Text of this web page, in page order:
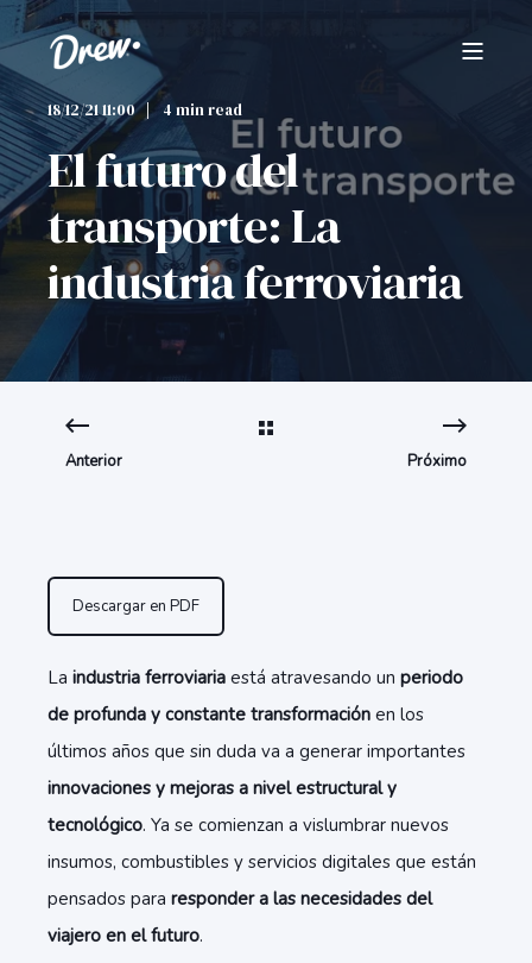
18/12/21 11:00 4 min read
El futuro del
transporte: La
industria ferroviaria
Anterior Próximo
Descargar en PDF
La industria ferroviaria está atravesando un periodo
de profunda y constante transformación en los
últimos años que sin duda va a generar importantes
innovaciones y mejoras a nivel estructural y
tecnológico. Ya se comienzan a vislumbrar nuevos
insumos, combustibles y servicios digitales que están
pensados para responder a las necesidades del
viajero en el futuro.